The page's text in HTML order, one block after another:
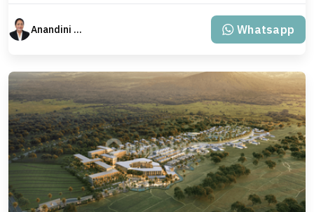
Anandini Property Whatsapp